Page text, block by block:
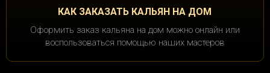
КАК ЗАКАЗАТЬ КАЛЬЯН НА ДОМ
Оформить заказ кальяна на дом можно онлайн или
воспользоваться помощью наших мастеров